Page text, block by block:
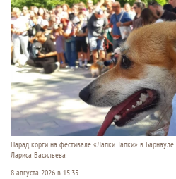
Парад корги на фестивале «Лапки Тапки» в Барнауле.
Лариса Васильева
8 августа 2026 в 15:35